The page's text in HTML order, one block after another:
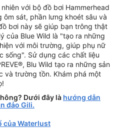
với bộ đồ bơi Hammerhead
ôm sát, phần lưng khoét sâu và
bơi này sẽ giúp bạn trông thật
của Blue Wild là "tạo ra những
với môi trường, giúp phụ nữ
sống". Sử dụng các chất liệu
Blu Wild tạo ra những sản
và trường tồn. Khám phá một
Dưới đây là hướng dẫn
đảo Gili.
của Waterlust